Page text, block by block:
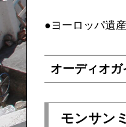
●ヨーロッパ遺
オーディオガ
モンサン